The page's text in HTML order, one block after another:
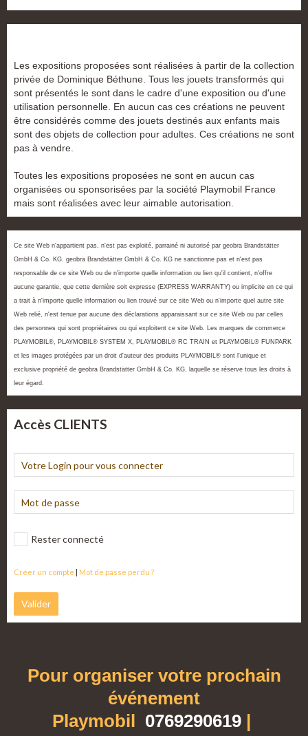
Les expositions proposées sont réalisées à partir de la collection
privée de Dominique Béthune. Tous les jouets transformés qui
sont présentés le sont dans le cadre d'une exposition ou d'une
utilisation personnelle. En aucun cas ces créations ne peuvent
être considérés comme des jouets destinés aux enfants mais
sont des objets de collection pour adultes. Ces créations ne sont
pas à vendre.
Toutes les expositions proposées ne sont en aucun cas
organisées ou sponsorisées par la société Playmobil France
mais sont réalisées avec leur aimable autorisation.
Ce site Web n'appartient pas, n'est pas exploité, parrainé ni autorisé par geobra Brandstätter
GmbH & Co. KG. geobra Brandstätter GmbH & Co. KG ne sanctionne pas et n'est pas
responsable de ce site Web ou de n'importe quelle information ou lien qu'il contient, n'offre
aucune garantie, que cette dernière soit expresse (EXPRESS WARRANTY) ou implicite en ce qui
a trait à n'importe quelle information ou lien trouvé sur ce site Web ou n'importe quel autre site
Web relié, n'est tenue par aucune des déclarations apparaissant sur ce site Web ou par celles
des personnes qui sont propriétaires ou qui exploitent ce site Web. Les marques de commerce
PLAYMOBIL®, PLAYMOBIL® SYSTEM X, PLAYMOBIL® RC TRAIN et PLAYMOBIL® FUNPARK
et les images protégées par un droit d'auteur des produits PLAYMOBIL® sont l'unique et
exclusive propriété de geobra Brandstätter GmbH & Co. KG, laquelle se réserve tous les droits à
leur égard.
Accès CLIENTS
Rester connecté
Créer un compte | Mot de passe perdu ?
Valider
Pour organiser votre prochain
événement
Playmobil 0769290619 |